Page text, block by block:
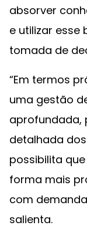
absorver
e utilizar esse
tomada de
“Em termos
uma gestão
aprofundada,
detalhada
possibilita
forma mais
com
salienta.